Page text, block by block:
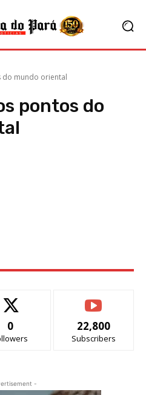
do mundo oriental
pontos do
0 22,800
Subscribers
-